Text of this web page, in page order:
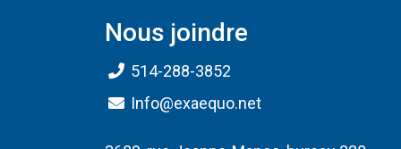
Nous joindre
514-288-3852
Info@exaequo.net